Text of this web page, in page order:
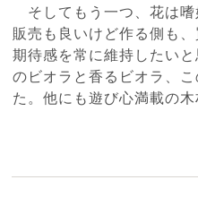
そしてもう一つ、花は
販売も良いけど作る側も
期待感を常に維持したい
のビオラと香るビオラ、
た。他にも遊び心満載の